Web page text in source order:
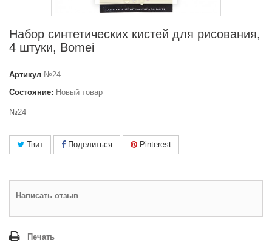
Набор синтетических кистей для рисования,
4 штуки, Bomei
Артикул №24
Состояние: Новый товар
№24
Твит Поделиться Pinterest
Написать отзыв
Печать